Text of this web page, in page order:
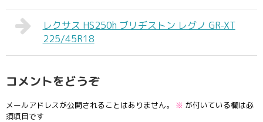
レクサス HS250h ブリヂストン レグノ GR-XT
225/45R18
コメントをどうぞ
メールアドレスが公開されることはありません。 ※ が付いている欄は必
須項目です